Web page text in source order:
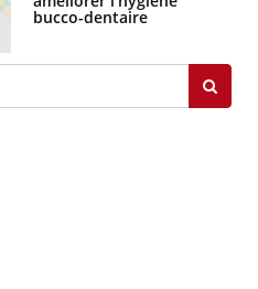
bucco-dentaire